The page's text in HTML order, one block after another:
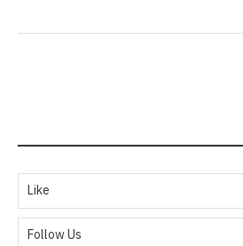
Like
Follow Us